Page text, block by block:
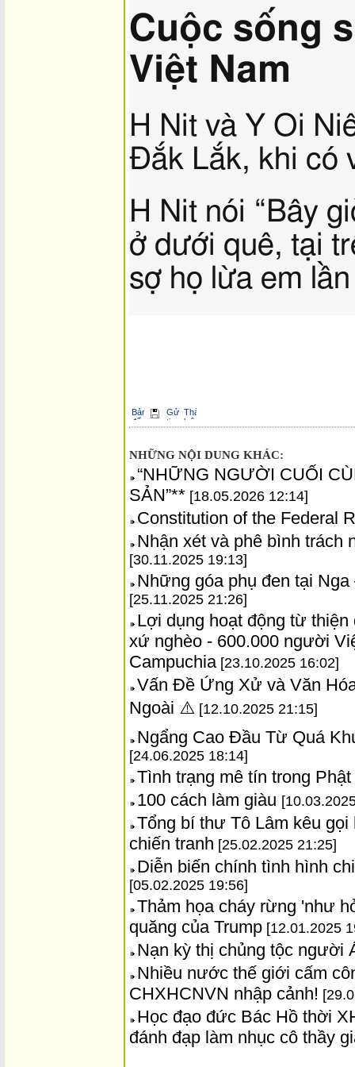
Cuộc sống
Việt Nam
H Nit và Y Oi
Đắk Lắk, khi có
H Nit nói “Bây
ở dưới quê, tại
sợ họ lừa em
NHỮNG NỘI DUNG KHÁC:
“NHỮNG NGƯỜI CUỐI
SẢN”** [18.05.2026 12:14]
Constitution of the Federal
Nhận xét và phê bình trách
[30.11.2025 19:13]
Những góa phụ đen tại
[25.11.2025 21:26]
Lợi dụng hoạt động từ
xứ nghèo - 600.000 người
Campuchia[23.10.2025 16:02]
Vấn Đề Ứng Xử và Văn
Ngoài ⚠️ [12.10.2025 21:15]
Ngẩng Cao Đầu Từ Quá
[24.06.2025 18:14]
Tình trạng mê tín trong
100 cách làm giàu
Tổng bí thư Tô Lâm kêu
chiến tranh [25.02.2025 21:25]
Diễn biến chính tình hình
[05.02.2025 19:56]
Thảm họa cháy rừng 'như
quăng của Trump [12.01.2025
Nạn kỳ thị chủng tộc người
Nhiều nước thế giới cấm
CHXHCNVN nhập cảnh!
Học đạo đức Bác Hồ thời
đánh đạp làm nhục cô thầy